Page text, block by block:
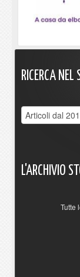
RICERCA NEL
L'ARCHIVIO
Tutte